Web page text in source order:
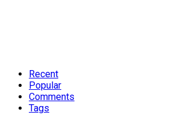
Recent
Popular
Comments
Tags